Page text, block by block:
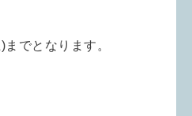
でとなります。